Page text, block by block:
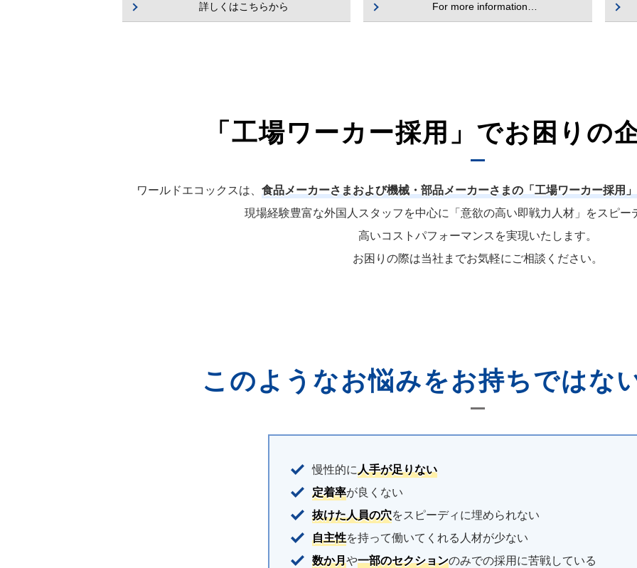
詳しくはこちらから For more information…
「工場ワーカー採用」でお困りの
ワールドエコックスは、 食品メーカーさまおよび機械・部品メーカーさまの「工場ワーカー採用
現場経験豊富な外国人スタッフを中心に「意欲の高い即戦力人材」をスピー
高いコストパフォーマンスを実現いたします。
お困りの際は当社までお気軽にご相談ください。
このようなお悩みをお持ちではな
慢性的に人手が足りない
定着率が良くない
抜けた人員の穴をスピーディに埋められない
自主性を持って働いてくれる人材が少ない
数か月や一部のセクションのみでの採用に苦戦している